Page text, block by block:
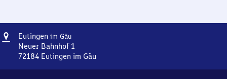
Adresse
Eutingen im GäuEutingen
im Gäu
Neuer Bahnhof 1
72184 Eutingen im Gäu